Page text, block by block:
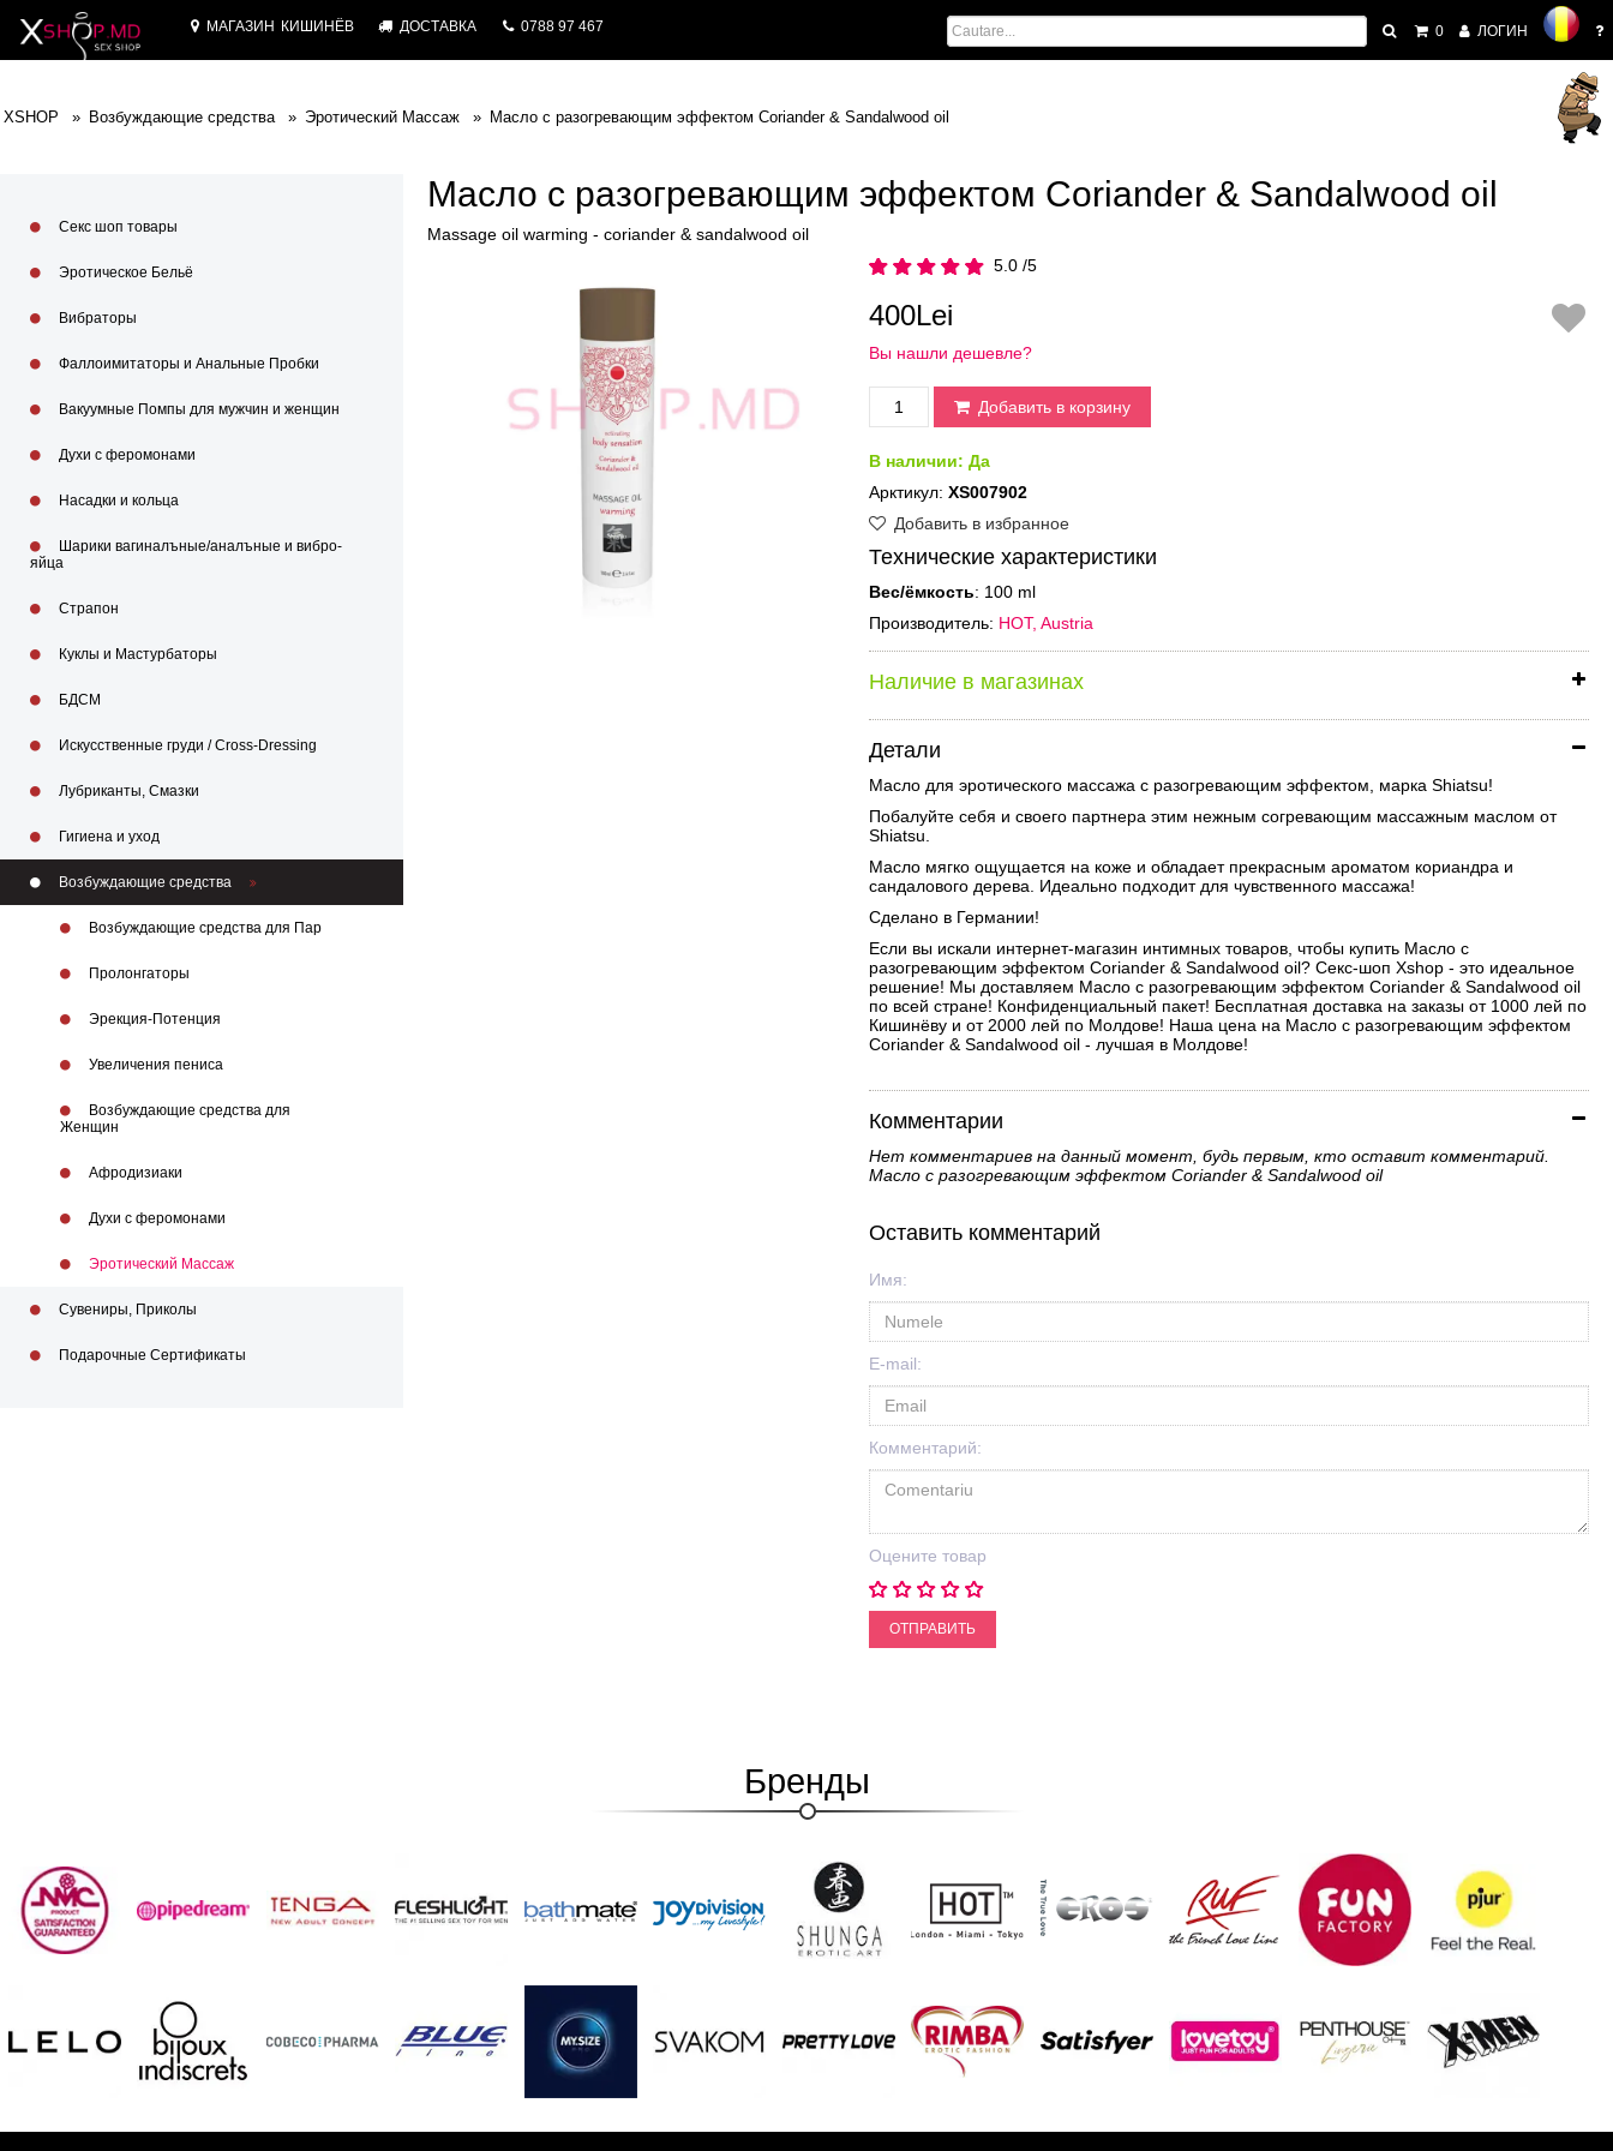
МАГАЗИН КИШИНЁВ ДОСТАВКА 0788 97 467 0 ЛОГИН
XSHOP Возбуждающие средства Эротический Массаж Масло с разогревающим эффектом Coriander & Sandalwood oil
Масло с разогревающим эффектом Coriander & Sandalwood oil
Massage oil warming - coriander & sandalwood oil
5.0 /5
400Lei
Вы нашли дешевле?
Добавить в корзину
В наличии: Да
Арктикул: XS007902
Добавить в избранное
Технические характеристики
Вес/ёмкость: 100 ml
Производитель: HOT, Austria
Наличие в магазинах
Детали
Масло для эротического массажа с разогревающим эффектом, марка Shiatsu!
Побалуйте себя и своего партнера этим нежным согревающим массажным маслом от
Shiatsu.
Масло мягко ощущается на коже и обладает прекрасным ароматом кориандра и
сандалового дерева. Идеально подходит для чувственного массажа!
Сделано в Германии!
Если вы искали интернет-магазин интимных товаров, чтобы купить Масло с
разогревающим эффектом Coriander & Sandalwood oil? Секс-шоп Xshop - это идеальное
решение! Мы доставляем Масло с разогревающим эффектом Coriander & Sandalwood oil
по всей стране! Конфиденциальный пакет! Бесплатная доставка на заказы от 1000 лей по
Кишинёву и от 2000 лей по Молдове! Наша цена на Масло с разогревающим эффектом
Coriander & Sandalwood oil - лучшая в Молдове!
Комментарии
Нет комментариев на данный момент, будь первым, кто оставит комментарий.
Масло с разогревающим эффектом Coriander & Sandalwood oil
Оставить комментарий
Имя:
E-mail:
Комментарий:
Оцените товар
ОТПРАВИТЬ
Секс шоп товары
Эротическое Бельё
Вибраторы
Фаллоимитаторы и Анальные Пробки
Вакуумные Помпы для мужчин и женщин
Духи с феромонами
Насадки и кольца
Шарики вагиналъные/аналъные и вибро-
яйца
Страпон
Куклы и Мастурбаторы
БДСМ
Искусственные груди / Cross-Dressing
Лубриканты, Смазки
Гигиена и уход
Возбуждающие средства
Возбуждающие средства для Пар
Пролонгаторы
Эрекция-Потенция
Увеличения пениса
Возбуждающие средства для
Женщин
Афродизиаки
Духи с феромонами
Эротический Массаж
Сувениры, Приколы
Подарочные Сертификаты
Бренды